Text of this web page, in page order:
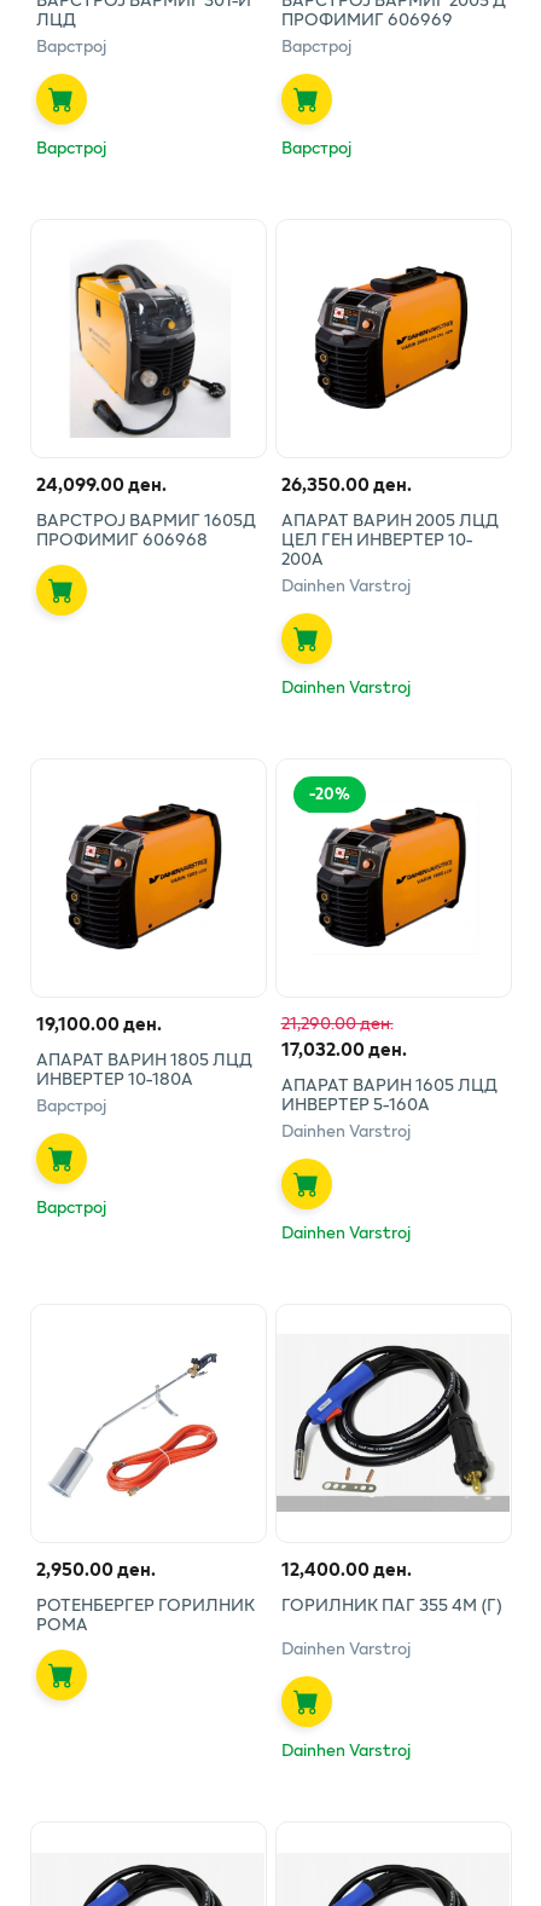
ЛЦД
Варстрој
Варстрој
ПРОФИМИГ 606969
Варстрој
Варстрој
24,099.00 ден.
ВАРСТРОЈ ВАРМИГ 1605Д
ПРОФИМИГ 606968
26,350.00 ден.
АПАРАТ ВАРИН 2005 ЛЦД
ЦЕЛ ГЕН ИНВЕРТЕР 10-
200А
Dainhen Varstroj
Dainhen Varstroj
19,100.00 ден.
АПАРАТ ВАРИН 1805 ЛЦД
ИНВЕРТЕР 10-180А
Варстрој
Варстрој
-20%
21,290.00 ден.
17,032.00 ден.
АПАРАТ ВАРИН 1605 ЛЦД
ИНВЕРТЕР 5-160А
Dainhen Varstroj
Dainhen Varstroj
2,950.00 ден.
РОТЕНБЕРГЕР ГОРИЛНИК
РОМА
12,400.00 ден.
ГОРИЛНИК ПАГ 355 4М (Г)
Dainhen Varstroj
Dainhen Varstroj